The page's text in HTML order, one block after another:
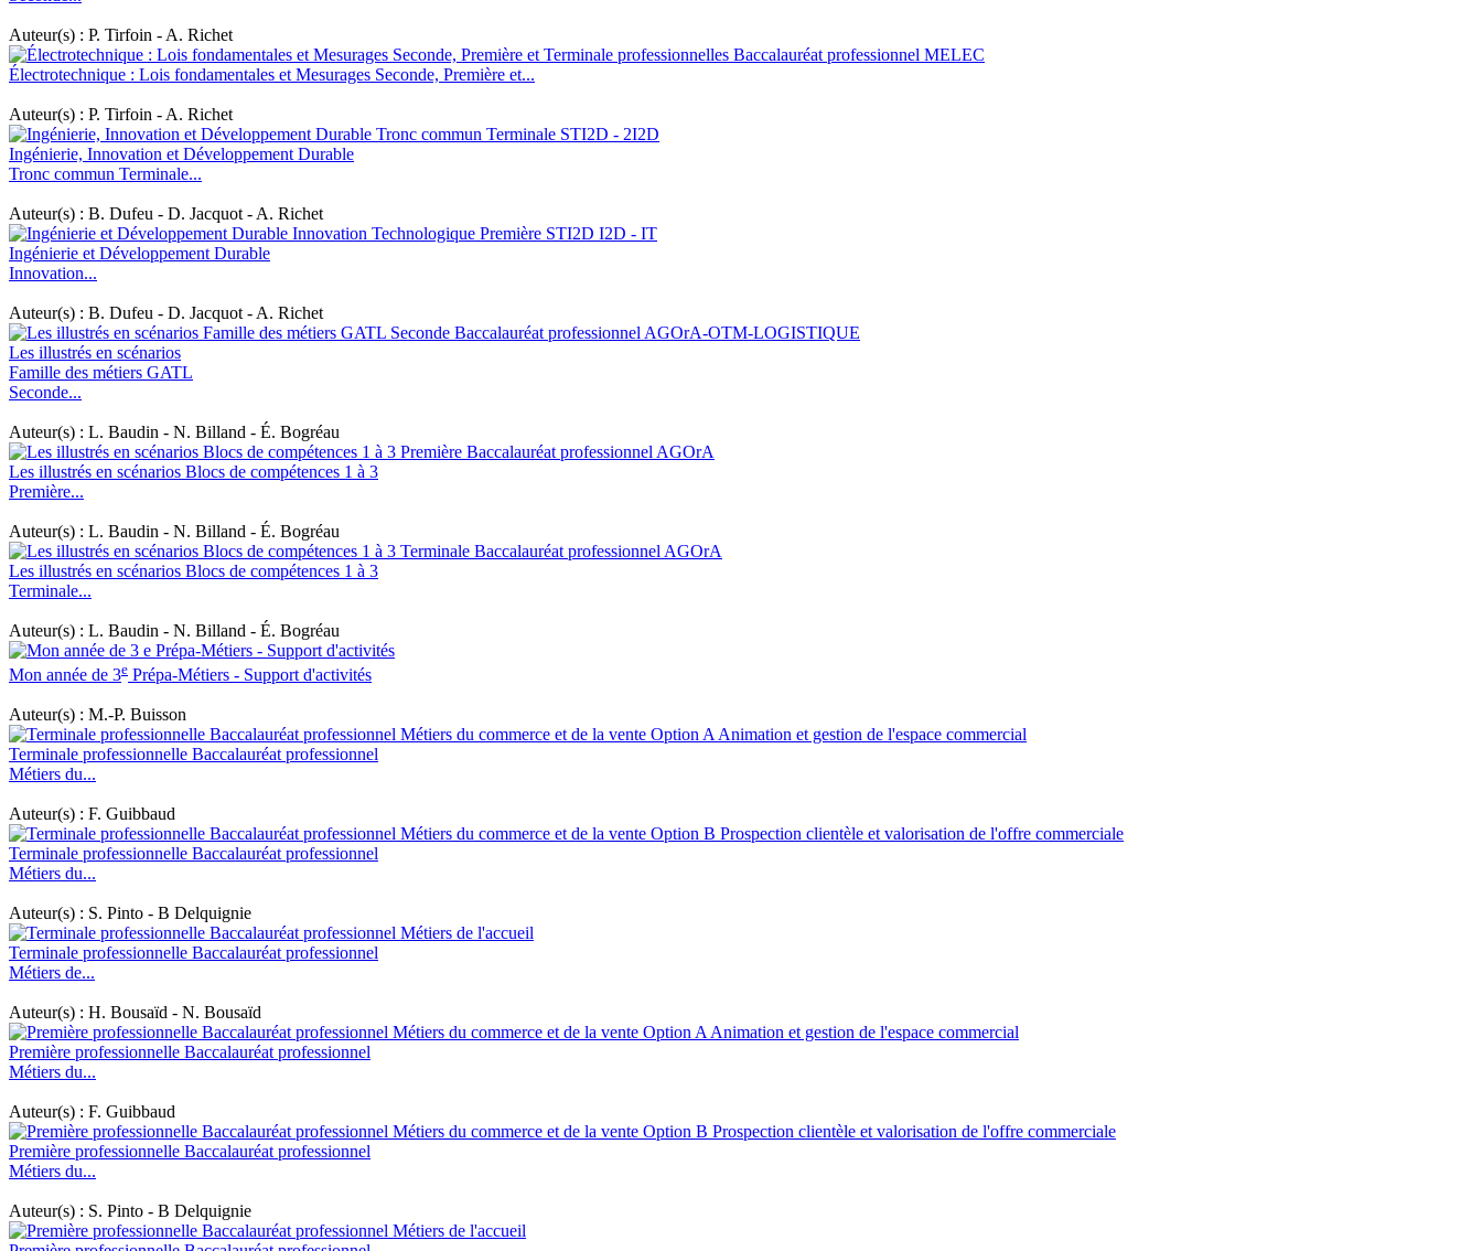
Auteur(s) : P. Tirfoin - A. Richet
Électrotechnique : Lois fondamentales et Mesurages Seconde, Première et...
Auteur(s) : P. Tirfoin - A. Richet
Ingénierie, Innovation et Développement Durable
Tronc commun Terminale...
Auteur(s) : B. Dufeu - D. Jacquot - A. Richet
Ingénierie et Développement Durable
Innovation...
Auteur(s) : B. Dufeu - D. Jacquot - A. Richet
Les illustrés en scénarios
Famille des métiers GATL
Seconde...
Auteur(s) : L. Baudin - N. Billand - É. Bogréau
Les illustrés en scénarios Blocs de compétences 1 à 3
Première...
Auteur(s) : L. Baudin - N. Billand - É. Bogréau
Les illustrés en scénarios Blocs de compétences 1 à 3
Terminale...
Auteur(s) : L. Baudin - N. Billand - É. Bogréau
Mon année de 3e Prépa-Métiers - Support d'activités
Auteur(s) : M.-P. Buisson
Terminale professionnelle Baccalauréat professionnel
Métiers du...
Auteur(s) : F. Guibbaud
Terminale professionnelle Baccalauréat professionnel
Métiers du...
Auteur(s) : S. Pinto - B Delquignie
Terminale professionnelle Baccalauréat professionnel
Métiers de...
Auteur(s) : H. Bousaïd - N. Bousaïd
Première professionnelle Baccalauréat professionnel
Métiers du...
Auteur(s) : F. Guibbaud
Première professionnelle Baccalauréat professionnel
Métiers du...
Auteur(s) : S. Pinto - B Delquignie